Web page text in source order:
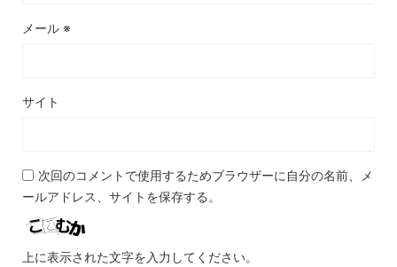
メール ※
サイト
次回のコメントで使用するためブラウザーに自分の名前、メ
ールアドレス、サイトを保存する。
上に表示された文字を入力してください。